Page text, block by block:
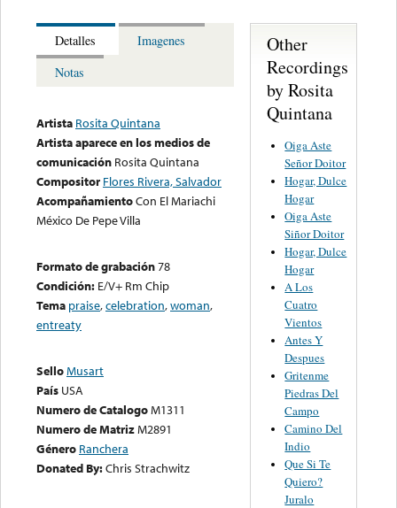
Detalles
Imagenes
Notas
Artista Rosita Quintana
Artista aparece en los medios de
comunicación Rosita Quintana
Compositor Flores Rivera, Salvador
AcompañamientoCon El Mariachi
México De Pepe Villa
Formato de grabación78
Condición: E/V+ Rm Chip
Tema praise,celebration,woman,
entreaty
SelloMusart
País USA
Numero de CatalogoM1311
Numero de MatrizM2891
Género Ranchera
Donated By:Chris Strachwitz
Other
Recordings
by Rosita
Quintana
Oiga Aste
Señor Doitor
Hogar, Dulce
Hogar
Oiga Aste
Siñor Doitor
Hogar, Dulce
Hogar
A Los
Cuatro
Vientos
Antes Y
Despues
Gritenme
Piedras Del
Campo
Camino Del
Indio
Que Si Te
Quiero?
Juralo